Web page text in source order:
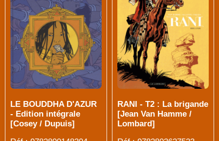
LE BOUDDHA D'AZUR
- Edition intégrale
[Cosey / Dupuis]
RANI - T2 : La brigande
[Jean Van Hamme /
Lombard]